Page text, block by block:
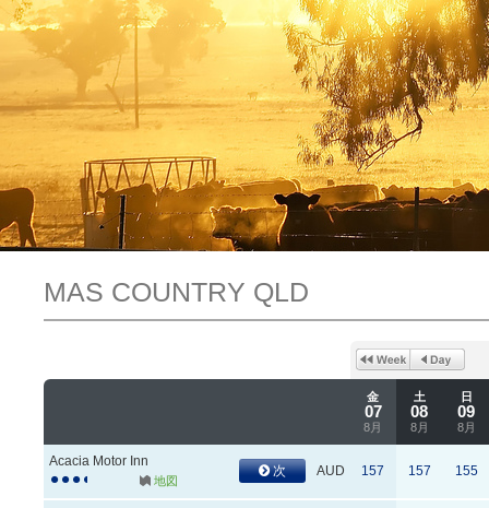
MAS COUNTRY QLD
金
07
8月
土
08
8月
日
09
8月
Acacia Motor Inn
地図
次 AUD 157 157 155